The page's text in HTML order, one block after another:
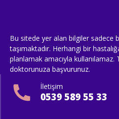
Bu sitede yer alan bilgiler sadece
taşımaktadır. Herhangi bir
planlamak amacıyla
doktorunuza başvurunuz.
İletişim
0539 589 55 33